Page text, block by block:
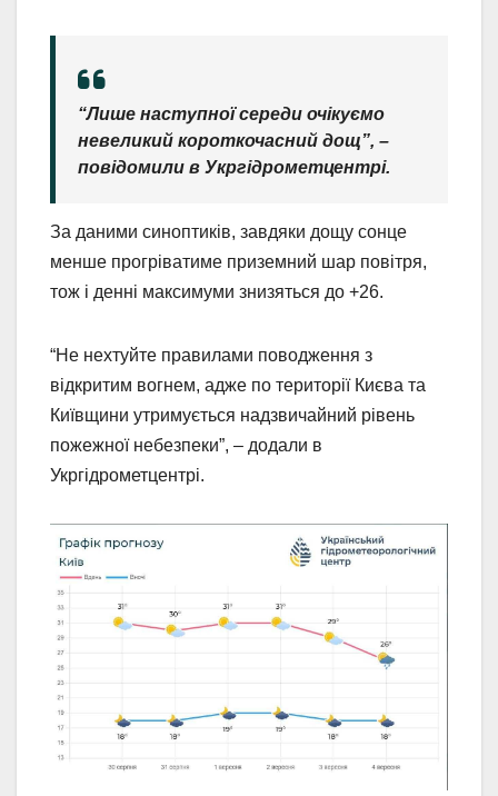
“Лише наступної середи очікуємо
невеликий короткочасний дощ”, –
повідомили в Укргідрометцентрі.
За даними синоптиків, завдяки дощу сонце
менше прогріватиме приземний шар повітря,
тож і денні максимуми знизяться до +26.
“Не нехтуйте правилами поводження з
відкритим вогнем, адже по території Києва та
Київщини утримується надзвичайний рівень
пожежної небезпеки”, – додали в
Укргідрометцентрі.